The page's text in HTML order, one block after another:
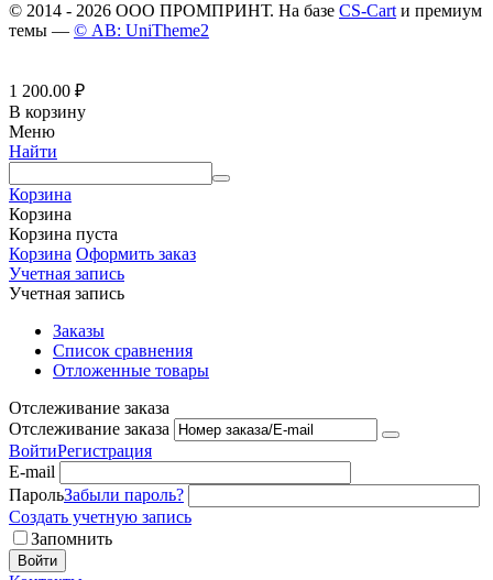
© 2014 - 2026 ООО ПРОМПРИНТ. На базе CS-Cart и премиум
темы — © AB: UniTheme2
1 200.00 ₽
В корзину
Меню
Найти
Корзина
Корзина
Корзина пуста
Корзина Оформить заказ
Учетная запись
Учетная запись
Заказы
Список сравнения
Отложенные товары
Отслеживание заказа
Отслеживание заказа
ВойтиРегистрация
E-mail
ПарольЗабыли пароль?
Создать учетную запись
Запомнить
Войти